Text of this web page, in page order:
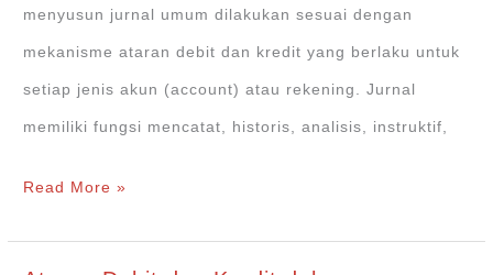
menyusun jurnal umum dilakukan sesuai dengan
mekanisme ataran debit dan kredit yang berlaku untuk
setiap jenis akun (account) atau rekening. Jurnal
memiliki fungsi mencatat, historis, analisis, instruktif,
Cara
Read More »